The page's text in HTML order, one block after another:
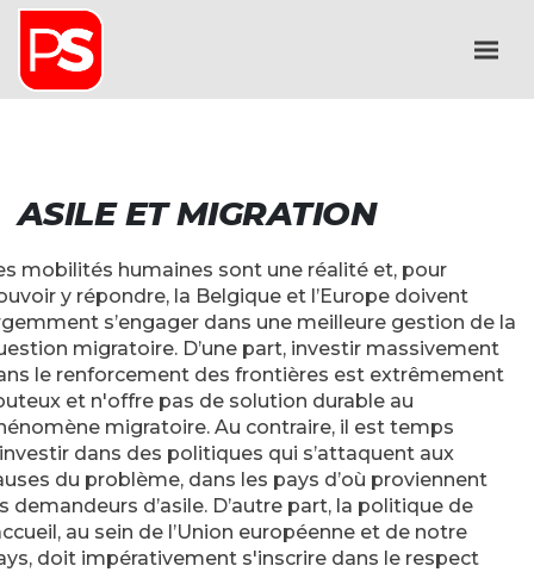
ASILE ET MIGRATION
mobilités humaines sont une réalité et, pour
y répondre, la Belgique et l’Europe doivent
s’engager dans une meilleure gestion de la
migratoire. D’une part, investir massivement
le renforcement des frontières est extrêmement
et n'offre pas de solution durable au
migratoire. Au contraire, il est temps
dans des politiques qui s’attaquent aux
du problème, dans les pays d’où proviennent
demandeurs d’asile. D’autre part, la politique de
au sein de l’Union européenne et de notre
doit impérativement s'inscrire dans le respect